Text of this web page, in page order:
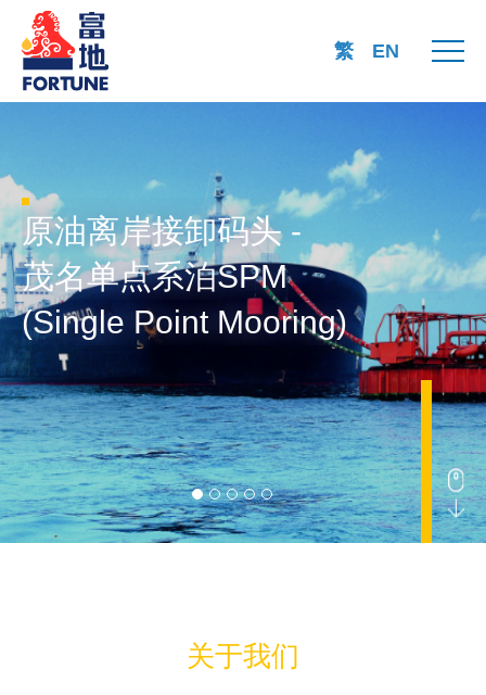
关于我们
核心业务
繁 EN
原油离岸接卸码头 -
茂名单点系泊SPM
(Single Point Mooring)
关于我们